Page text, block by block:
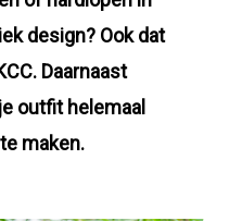
design? Ook dat
Daarnaast
outfit helemaal
maken.